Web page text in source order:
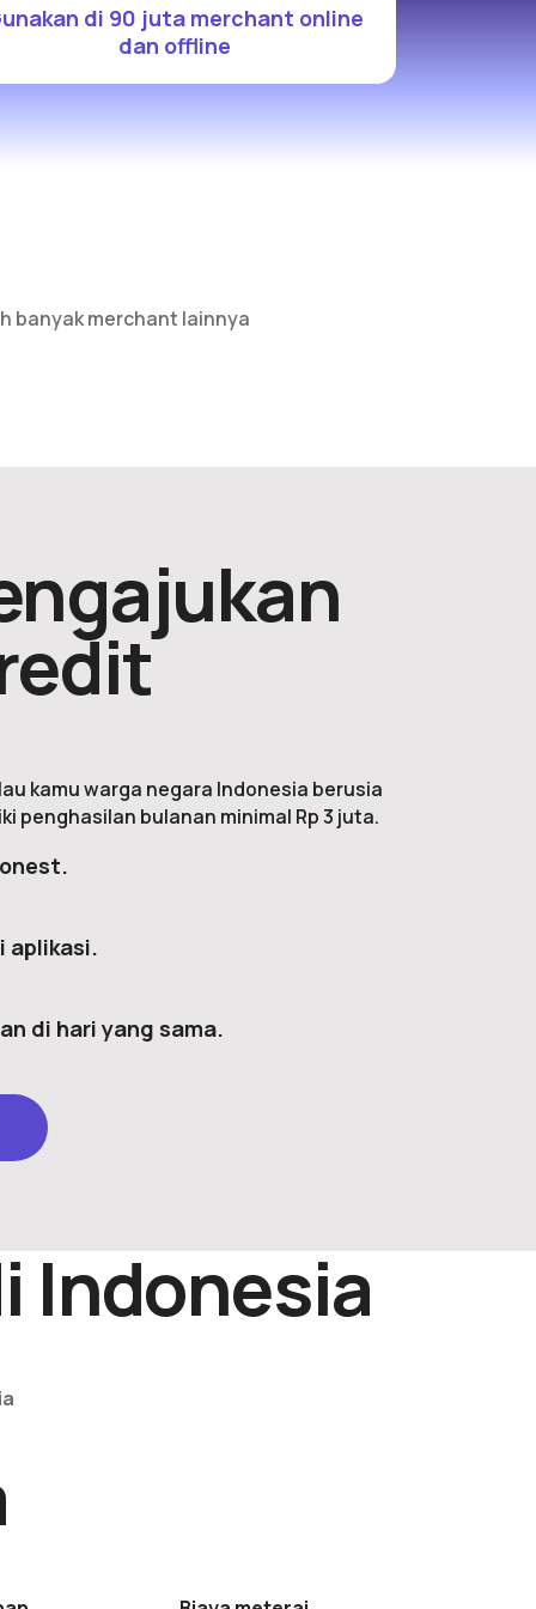
di 90 juta merchant online
dan offline
banyak merchant lainnya
kamu warga negara Indonesia berusia
penghasilan bulanan minimal Rp 3 juta.
aplikasi.
di hari yang sama.
Indonesia